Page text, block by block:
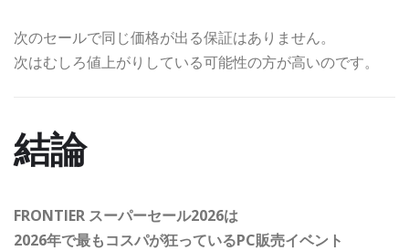
次のセールで同じ価格が出る保証はありません。
次はむしろ値上がりしている可能性の方が高いのです。
結論
FRONTIER スーパーセール2026は
2026年で最もコスパが狂っているPC販売イベント